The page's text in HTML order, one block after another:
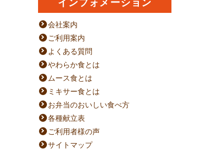
インフォメーション
会社案内
ご利用案内
よくある質問
やわらか食とは
ムース食とは
ミキサー食とは
お弁当のおいしい食べ方
各種献立表
ご利用者様の声
サイトマップ